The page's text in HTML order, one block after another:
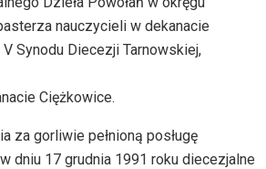
nauczycieli w dekanacie
Synodu Diecezji Tarnowskiej,
Ciężkowice.
za gorliwie pełnioną posługę
dniu 17 grudnia 1991 roku diecezjalne